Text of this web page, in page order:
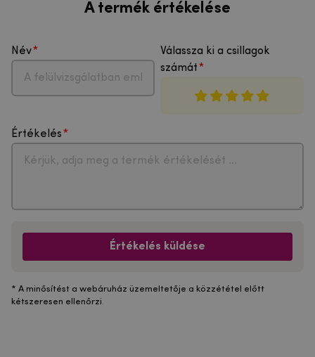
A termék értékelése
Név
Válassza ki a csillagok
számát
Értékelés
Értékelés küldése
* A minősítést a webáruház üzemeltetője a közzététel előtt
kétszeresen ellenőrzi.